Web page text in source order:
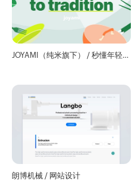
JOYAMI（纯米旗下） / 秒懂年轻人
朗博机械 / 网站设计